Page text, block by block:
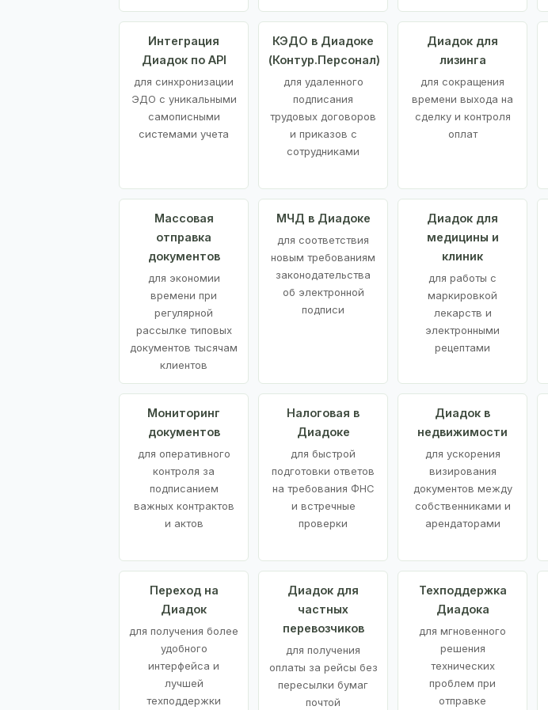
Интеграция
Диадок по API
для синхронизации
ЭДО с уникальными
самописными
системами учета
КЭДО в Диадоке
(Контур.Персонал)
для удаленного
подписания
трудовых договоров
и приказов с
сотрудниками
Диадок для
лизинга
для сокращения
времени выхода на
сделку и контроля
оплат
Массовая
отправка
документов
для экономии
времени при
регулярной
рассылке типовых
документов тысячам
клиентов
МЧД в Диадоке
для соответствия
новым требованиям
законодательства
об электронной
подписи
Диадок для
медицины и
клиник
для работы с
маркировкой
лекарств и
электронными
рецептами
Мониторинг
документов
для оперативного
контроля за
подписанием
важных контрактов
и актов
Налоговая в
Диадоке
для быстрой
подготовки ответов
на требования ФНС
и встречные
проверки
Диадок в
недвижимости
для ускорения
визирования
документов между
собственниками и
арендаторами
Переход на
Диадок
для получения более
удобного
интерфейса и
лучшей
техподдержки
Диадок для
частных
перевозчиков
для получения
оплаты за рейсы без
пересылки бумаг
почтой
Техподдержка
Диадока
для мгновенного
решения
технических
проблем при
отправке